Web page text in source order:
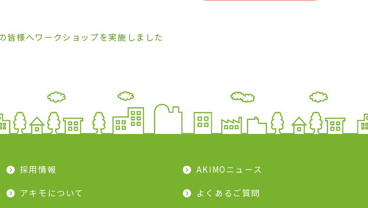
皆様へワークショップを実施しました
採用情報
アキモについて
AKIMOニュース
よくあるご質問